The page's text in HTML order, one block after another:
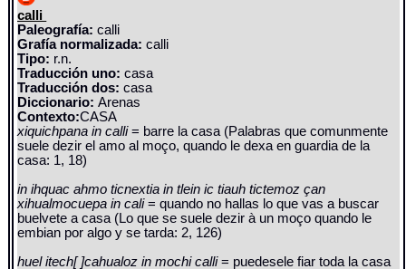
calli
Paleografía: calli
Grafía normalizada: calli
Tipo: r.n.
Traducción uno: casa
Traducción dos: casa
Diccionario:Arenas
Contexto:CASA
xiquichpana in calli= barre la casa (Palabras que comunmente
suele dezir el amo al moço, quando le dexa en guardia de la
casa: 1, 18)
in ihquac ahmo ticnextia in tlein ic tiauh tictemoz çan
xihualmocuepa in cali= quando no hallas lo que vas a buscar
buelvete a casa (Lo que se suele dezir à un moço quando le
embian por algo y se tarda: 2, 126)
huel itech[ ]cahualoz in mochi calli= puedesele fiar toda la casa